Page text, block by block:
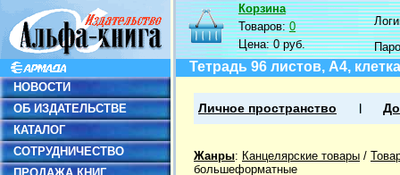
НОВОСТИ
ОБ ИЗДАТЕЛЬСТВЕ
КАТАЛОГ
СОТРУДНИЧЕСТВО
Корзина
Товаров:0
Цена:0 руб.
Тетрадь 96 листов, А4,
Личное пространство
Жанры: Канцелярские товары /
большеформатные